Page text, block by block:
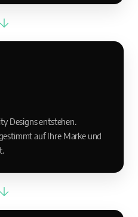
Designs entstehen.
auf Ihre Marke und